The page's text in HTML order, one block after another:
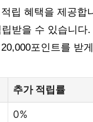
립 혜택을 제공합
받을 수 있습니다
포인트를 받
추가 적립률
0%